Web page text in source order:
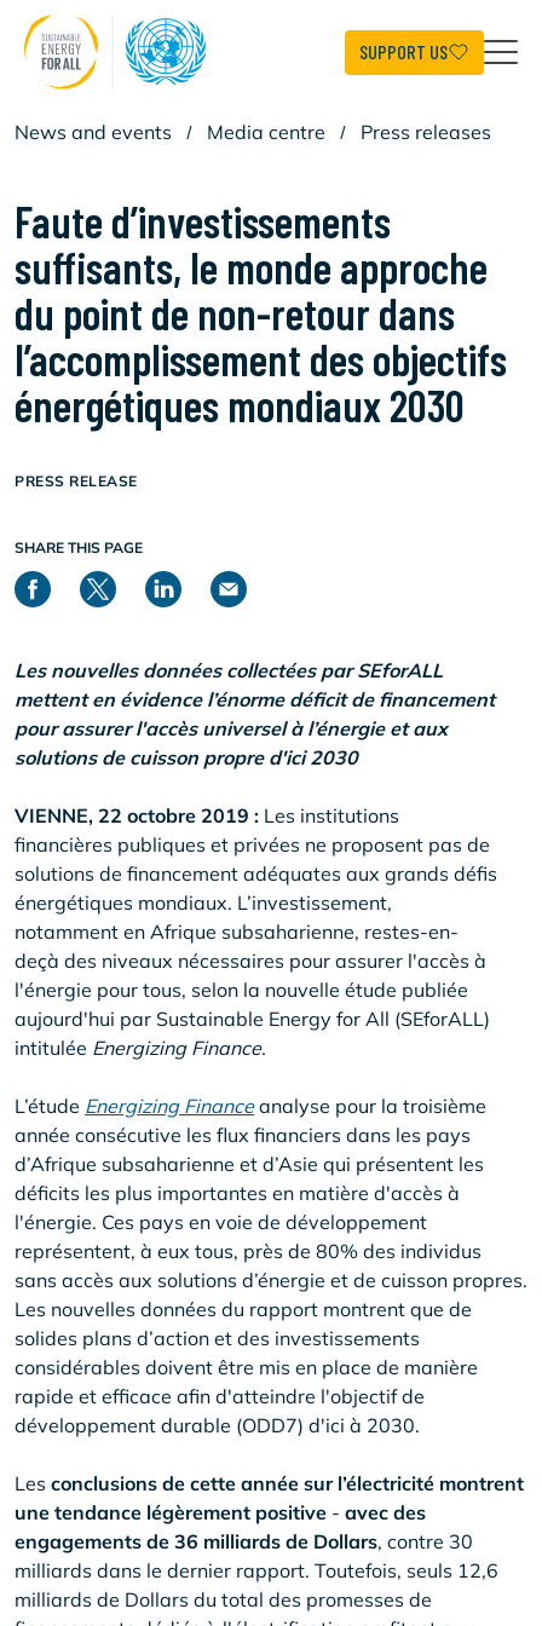
main
content
SUPPORT US
News and events / Media centre / Press releases
Faute d’investissements
suffisants, le monde approche
du point de non-retour dans
l’accomplissement des objectifs
énergétiques mondiaux 2030
PRESS RELEASE
SHARE THIS PAGE
Les nouvelles données collectées par SEforALL
mettent en évidence l’énorme déficit de financement
pour assurer l'accès universel à l’énergie et aux
solutions de cuisson propre d'ici 2030
VIENNE, 22 octobre 2019 : Les institutions
financières publiques et privées ne proposent pas de
solutions de financement adéquates aux grands défis
énergétiques mondiaux. L’investissement,
notamment en Afrique subsaharienne, restes-en-
deçà des niveaux nécessaires pour assurer l'accès à
l'énergie pour tous, selon la nouvelle étude publiée
aujourd'hui par Sustainable Energy for All (SEforALL)
intitulée Energizing Finance.
L’étude Energizing Financeanalyse pour la troisième
année consécutive les flux financiers dans les pays
d’Afrique subsaharienne et d’Asie qui présentent les
déficits les plus importantes en matière d'accès à
l'énergie. Ces pays en voie de développement
représentent, à eux tous, près de 80% des individus
sans accès aux solutions d’énergie et de cuisson propres.
Les nouvelles données du rapport montrent que de
solides plans d’action et des investissements
considérables doivent être mis en place de manière
rapide et efficace afin d'atteindre l'objectif de
développement durable (ODD7) d'ici à 2030.
Les conclusions de cette année sur l’électricité montrent
une tendance légèrement positive - avec des
engagements de 36 milliards de Dollars, contre 30
milliards dans le dernier rapport. Toutefois, seuls 12,6
milliards de Dollars du total des promesses de